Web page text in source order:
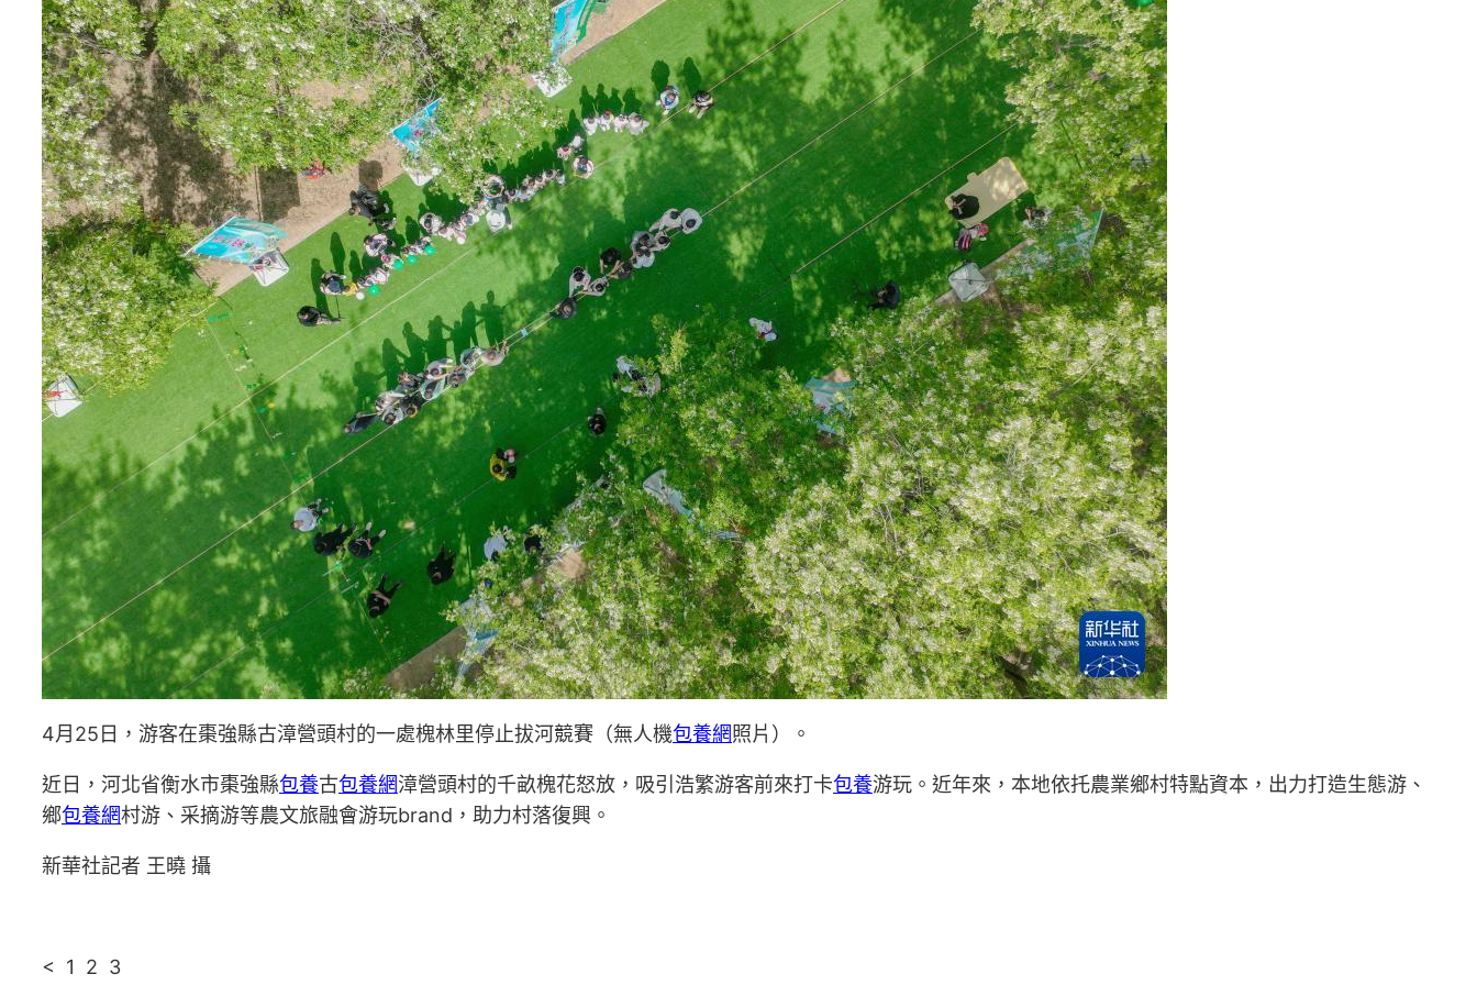
4月25日，游客在棗強縣古漳營頭村的一處槐林里停止拔河競賽（無人機包養網照片）。
近日，河北省衡水市棗強縣包養古包養網漳營頭村的千畝槐花怒放，吸引浩繁游客前來打卡包養游玩。近年來，本地依托農業鄉村特點資本，出力打造生態游、
鄉包養網村游、采摘游等農文旅融會游玩brand，助力村落復興。
新華社記者 王曉 攝
< 1 2 3